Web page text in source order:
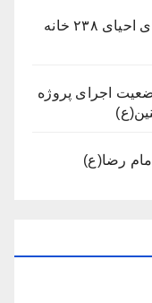
مذاکره شهرداری مشهد با مالکان برای احیای ۲۳۸ خانه
اجرای پروژه